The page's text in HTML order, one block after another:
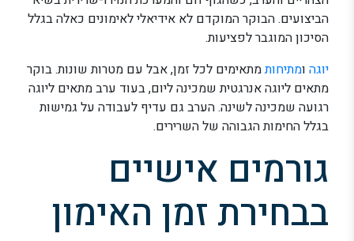
הביצועים. הבוקר המוקדם לא אידיאלי לאימונים כאלה בגלל
הסיכון המוגבר לפציעות.
יוגה ומתיחותמתאימים לכל זמן, אבל עם מטרות שונות. בוקר
מתאים ליוגה אנרגטית שמכינה ליום, בעוד ערב מתאים ליוגה
רגועה שמכינה לשינה. הערב גם עדיף לעבודה על גמישות
בגלל החימות הגבוהה של השרירים.
גורמים אישיים
בבחירת זמן האימון